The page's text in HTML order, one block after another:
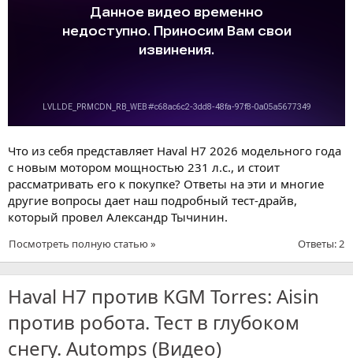
Что из себя представляет Haval H7 2026 модельного года
с новым мотором мощностью 231 л.с., и стоит
рассматривать его к покупке? Ответы на эти и многие
другие вопросы дает наш подробный тест-драйв,
который провел Александр Тычинин.
Ответы: 2
Посмотреть полную статью »
Haval H7 против KGM Torres: Aisin
против робота. Тест в глубоком
снегу. Automps (Видео)